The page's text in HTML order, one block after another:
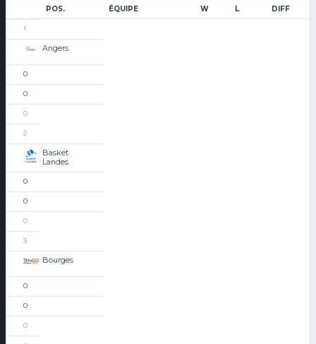
POS. ÉQUIPE W L DIFF
1
Angers
0
0
0
2
Basket
Landes
0
0
0
3
Bourges
0
0
0